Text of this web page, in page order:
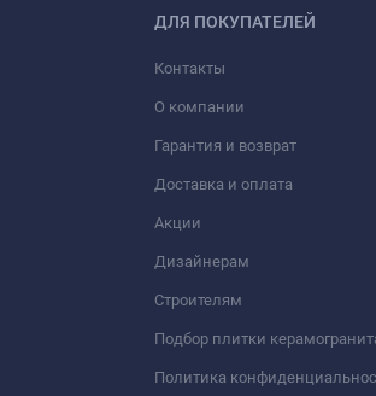
ДЛЯ ПОКУПАТЕЛЕЙ
Контакты
О компании
Гарантия и возврат
Доставка и оплата
Акции
Дизайнерам
Строителям
Подбор плитки
Политика